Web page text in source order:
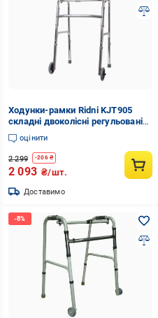
Ходунки-рамки Ridni KJT905
складні двоколісні регульовані
(1261)
оцінити
2 299 -206₴
2 093 ₴/шт.
Доставимо